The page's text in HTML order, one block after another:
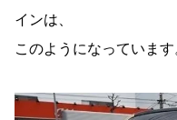
インは、
このようになっています